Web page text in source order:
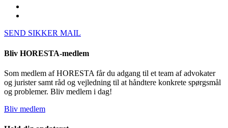
SEND SIKKER MAIL
Bliv HORESTA-medlem
Som medlem af HORESTA får du adgang til et team af advokater
og jurister samt råd og vejledning til at håndtere konkrete spørgsmål
og problemer. Bliv medlem i dag!
Bliv medlem